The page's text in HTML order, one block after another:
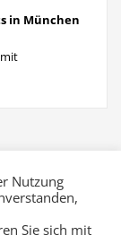
in München
Nutzung
Sie sich mit